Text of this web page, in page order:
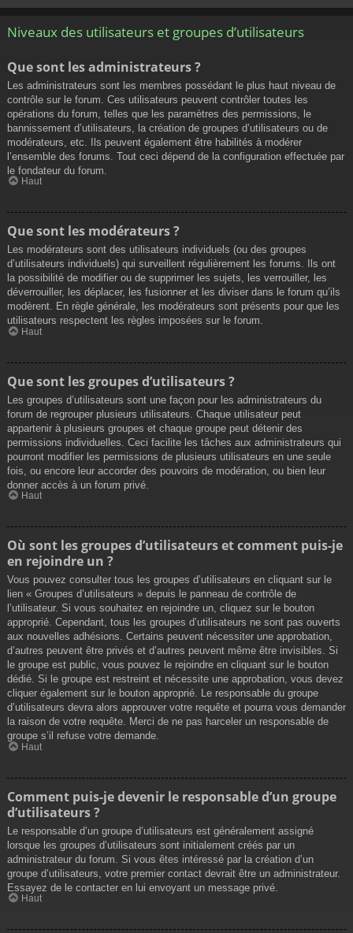
Niveaux des utilisateurs et groupes d’utilisateurs
Que sont les administrateurs ?
Les administrateurs sont les membres possédant le plus haut niveau de
contrôle sur le forum. Ces utilisateurs peuvent contrôler toutes les
opérations du forum, telles que les paramètres des permissions, le
bannissement d’utilisateurs, la création de groupes d’utilisateurs ou de
modérateurs, etc. Ils peuvent également être habilités à modérer
l’ensemble des forums. Tout ceci dépend de la configuration effectuée par
le fondateur du forum.
Haut
Que sont les modérateurs ?
Les modérateurs sont des utilisateurs individuels (ou des groupes
d’utilisateurs individuels) qui surveillent régulièrement les forums. Ils ont
la possibilité de modifier ou de supprimer les sujets, les verrouiller, les
déverrouiller, les déplacer, les fusionner et les diviser dans le forum qu’ils
modèrent. En règle générale, les modérateurs sont présents pour que les
utilisateurs respectent les règles imposées sur le forum.
Haut
Que sont les groupes d’utilisateurs ?
Les groupes d’utilisateurs sont une façon pour les administrateurs du
forum de regrouper plusieurs utilisateurs. Chaque utilisateur peut
appartenir à plusieurs groupes et chaque groupe peut détenir des
permissions individuelles. Ceci facilite les tâches aux administrateurs qui
pourront modifier les permissions de plusieurs utilisateurs en une seule
fois, ou encore leur accorder des pouvoirs de modération, ou bien leur
donner accès à un forum privé.
Haut
Où sont les groupes d’utilisateurs et comment puis-je
en rejoindre un ?
Vous pouvez consulter tous les groupes d’utilisateurs en cliquant sur le
lien « Groupes d’utilisateurs » depuis le panneau de contrôle de
l’utilisateur. Si vous souhaitez en rejoindre un, cliquez sur le bouton
approprié. Cependant, tous les groupes d’utilisateurs ne sont pas ouverts
aux nouvelles adhésions. Certains peuvent nécessiter une approbation,
d’autres peuvent être privés et d’autres peuvent même être invisibles. Si
le groupe est public, vous pouvez le rejoindre en cliquant sur le bouton
dédié. Si le groupe est restreint et nécessite une approbation, vous devez
cliquer également sur le bouton approprié. Le responsable du groupe
d’utilisateurs devra alors approuver votre requête et pourra vous demander
la raison de votre requête. Merci de ne pas harceler un responsable de
groupe s’il refuse votre demande.
Haut
Comment puis-je devenir le responsable d’un groupe
d’utilisateurs ?
Le responsable d’un groupe d’utilisateurs est généralement assigné
lorsque les groupes d’utilisateurs sont initialement créés par un
administrateur du forum. Si vous êtes intéressé par la création d’un
groupe d’utilisateurs, votre premier contact devrait être un administrateur.
Essayez de le contacter en lui envoyant un message privé.
Haut